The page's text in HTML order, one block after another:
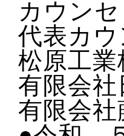
カウン
代表カ
松原工
有限会
有限会